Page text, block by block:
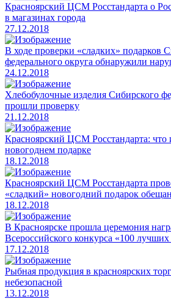
Красноярский ЦСМ Росстандарта о
в магазинах города
27.12.2018
В ходе проверки «сладких» подарков
федерального округа обнаружили
24.12.2018
Хлебобулочные изделия Сибирского
прошли проверку
21.12.2018
Красноярский ЦСМ Росстандарта: что
новогоднем подарке
18.12.2018
Красноярский ЦСМ Росстандарта
«сладкий» новогодний подарок
18.12.2018
В Красноярске прошла церемония
Всероссийского конкурса «100
17.12.2018
Рыбная продукция в красноярских
небезопасной
13.12.2018